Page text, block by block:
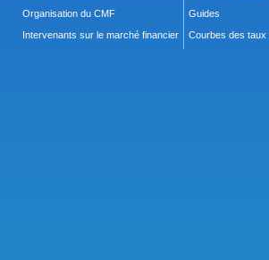
Organisation du CMF
Intervenants sur le marché financier
Guides
Courbes des taux